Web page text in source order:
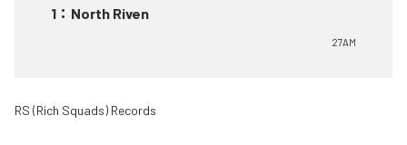
1 ： North Riven
27AM
RS (Rich Squads) Records